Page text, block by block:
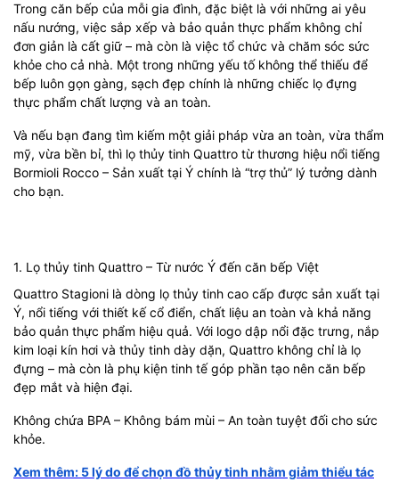
Trong căn bếp của mỗi gia đình, đặc biệt là với những ai yêu
nấu nướng, việc sắp xếp và bảo quản thực phẩm không chỉ
đơn giản là cất giữ – mà còn là việc tổ chức và chăm sóc sức
khỏe cho cả nhà. Một trong những yếu tố không thể thiếu để
bếp luôn gọn gàng, sạch đẹp chính là những chiếc lọ đựng
thực phẩm chất lượng và an toàn.
Và nếu bạn đang tìm kiếm một giải pháp vừa an toàn, vừa thẩm
mỹ, vừa bền bỉ, thì lọ thủy tinh Quattro từ thương hiệu nổi tiếng
Bormioli Rocco – Sản xuất tại Ý chính là “trợ thủ” lý tưởng dành
cho bạn.
1. Lọ thủy tinh Quattro – Từ nước Ý đến căn bếp Việt
Quattro Stagioni là dòng lọ thủy tinh cao cấp được sản xuất tại
Ý, nổi tiếng với thiết kế cổ điển, chất liệu an toàn và khả năng
bảo quản thực phẩm hiệu quả. Với logo dập nổi đặc trưng, nắp
kim loại kín hơi và thủy tinh dày dặn, Quattro không chỉ là lọ
đựng – mà còn là phụ kiện tinh tế góp phần tạo nên căn bếp
đẹp mắt và hiện đại.
Không chứa BPA – Không bám mùi – An toàn tuyệt đối cho sức
khỏe.
Xem thêm: 5 lý do để chọn đồ thủy tinh nhằm giảm thiểu tác